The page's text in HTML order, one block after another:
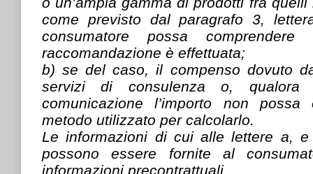
come previsto dal paragrafo 3,
consumatore possa
raccomandazione è effettuata;
b) se del caso, il compenso dovuto
servizi di consulenza o, qualora
comunicazione l’importo non
metodo utilizzato per calcolarlo.
Le informazioni di cui alle lettere a,
possono essere fornite al
informazioni precontrattuali.